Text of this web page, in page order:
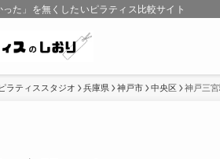
った」を無くしたいピラティス比較サイト
ピラティススタジオ 兵庫県 神戸市 中央区 神戸三宮